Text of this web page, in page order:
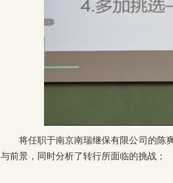
将任职于南京南瑞继保有限公司的陈
与前景，同时分析了转行所面临的挑战；